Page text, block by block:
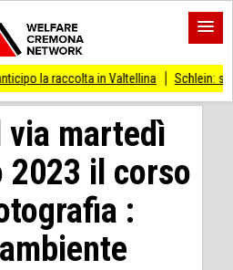
in Valtellina Schlein: sì all’appello per
via martedì
2023 il corso
: